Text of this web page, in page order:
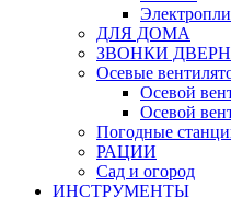
ДЛЯ ДОМА
ЗВОНКИ
Осевые
Осевой
Осевой
Погодные
РАЦИИ
Сад и огород
ИНСТРУМЕНТЫ